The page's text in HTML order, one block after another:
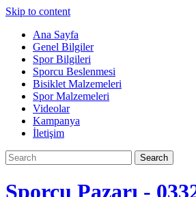
Skip to content
Ana Sayfa
Genel Bilgiler
Spor Bilgileri
Sporcu Beslenmesi
Bisiklet Malzemeleri
Spor Malzemeleri
Videolar
Kampanya
İletişim
Sporcu Pazarı -